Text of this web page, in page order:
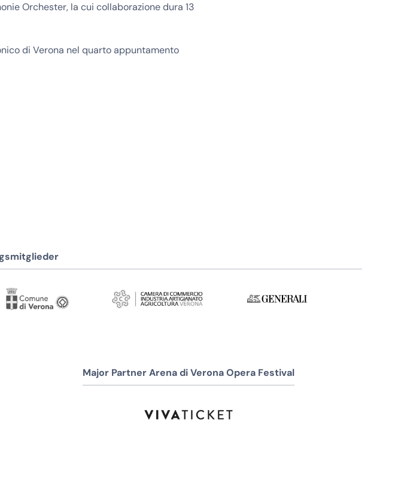
Orchester, la cui collaborazione dura 13
di Verona nel quarto appuntamento
Major Partner Arena di Verona Opera Festival